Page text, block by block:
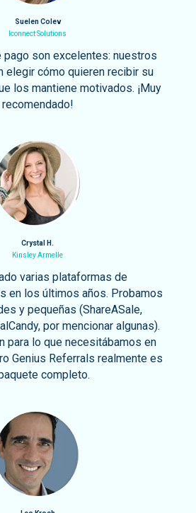
Suelen Colev
Iconnect Solutions
pago son excelentes: nuestros
elegir cómo quieren recibir su
los mantiene motivados. ¡Muy
recomendado!
Crystal H.
Kinsley Armelle
varias plataformas de
en los últimos años. Probamos
y pequeñas (ShareASale,
por mencionar algunas).
para lo que necesitábamos en
Genius Referrals realmente es
completo.